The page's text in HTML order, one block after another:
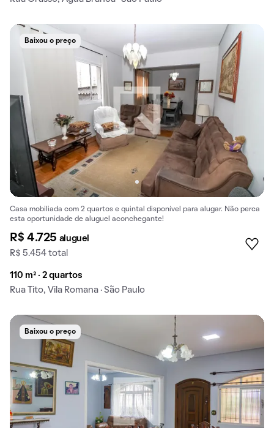
Baixou o preço
Casa mobiliada com 2 quartos e quintal disponível para alugar. Não perca
esta oportunidade de aluguel aconchegante!
R$ 4.725 aluguel
R$ 5.454 total
110 m² · 2 quartos
Rua Tito, Vila Romana · São Paulo
Baixou o preço